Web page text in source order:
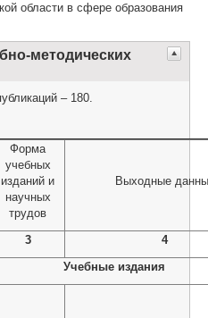
области в сфере образования
методических
– 180.
Форма
учебных
изданий и
научных
трудов
Выходные
3
4
Учебные издания